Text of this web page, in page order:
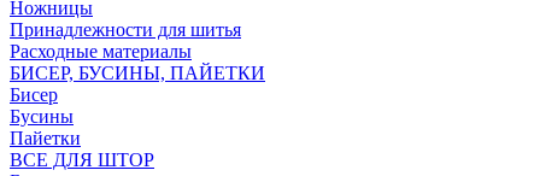
Ножницы
Принадлежности для шитья
Расходные материалы
БИСЕР, БУСИНЫ, ПАЙЕТКИ
Бисер
Бусины
Пайетки
ВСЕ ДЛЯ ШТОР